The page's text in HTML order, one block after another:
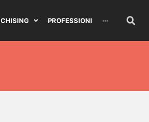
PROFESSIONI ···